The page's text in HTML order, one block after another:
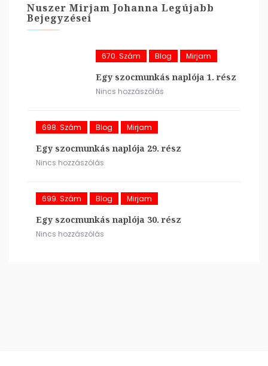
Nuszer Mirjam Johanna Legújabb
Bejegyzései
670. Szám Blog Mirjam
Egy szocmunkás naplója 1. rész
Nincs hozzászólás
698. Szám Blog Mirjam
Egy szocmunkás naplója 29. rész
Nincs hozzászólás
699. Szám Blog Mirjam
Egy szocmunkás naplója 30. rész
Nincs hozzászólás